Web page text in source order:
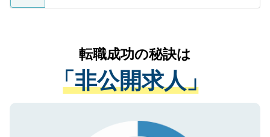
ているすべての個人データはご本人の許可
は、個人情報の取り扱いについての厳密な
管理基準を満たした事業者のみに付与され
る、プライバシーマークを取得済みです。
で、機密保持に関してもご安心ください。
かがいして、現在の医療機関の状況や紹介
経験をまじえながら、適切なアドバイスを
させていただきます。すぐにご転職をされ
ない方には、長期的なサポートが可能です
ので、まずはご登録ください。
転職成功の秘訣は
「非公開求人」